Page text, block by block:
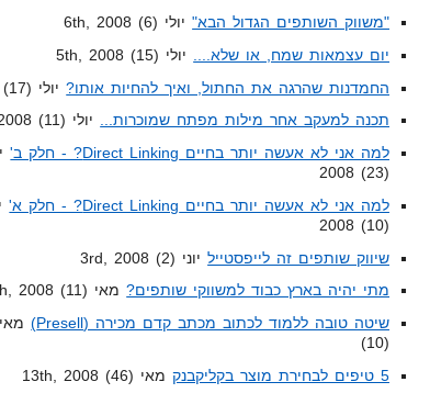
"משווק השותפים הגדול הבא"יולי 6th, 2008 (6)
יום עצמאות שמח, או שלא....
יולי 5th, 2008 (15)
החמדנות שהרגה את החתול, ואיך להחיות אותו?יולי 3rd, 2008 (17)
תכנה למעקב אחר מילות מפתח שמוכרות... יולי 1st, 2008 (11)
למה אני לא אעשה יותר בחיים Direct Linking? - חלק ב'
2008 (23)
למה אני לא אעשה יותר בחיים Direct Linking? - חלק א'
2008 (10)
שיווק שותפים זה לייפסטייליוני 3rd, 2008 (2)
מתי יהיה בארץ כבוד למשווקי שותפים?מאי 24th, 2008 (11)
שיטה טובה ללמוד לכתוב מכתב קדם מכירה (Presell)
(10)
5 טיפים לבחירת מוצר בקליקבנק
מאי 13th, 2008 (46)